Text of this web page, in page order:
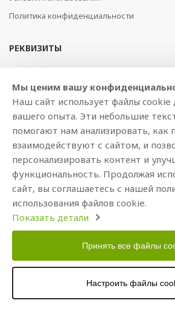
Политика конфиденциальности
РЕКВИЗИТЫ
Reģ Nr. 40003979897
Brīvības gatve 214b, Rīga, LV-1039, Latvija
AS Swedbank, HABALV22
LV53HABA0551019240274
Copyright © 2021 BAJTEL.LV SIA. Все
Мы ценим вашу
Наш сайт использует файлы cookie
вашего опыта. Эти небольшие
помогают нам анализировать, как
взаимодействуют с сайтом, и
персонализировать контент и
функциональность. Продолжая
сайт, вы соглашаетесь с нашей
использования файлов cookie.
Показать детали
Принять все файлы
Настроить файлы